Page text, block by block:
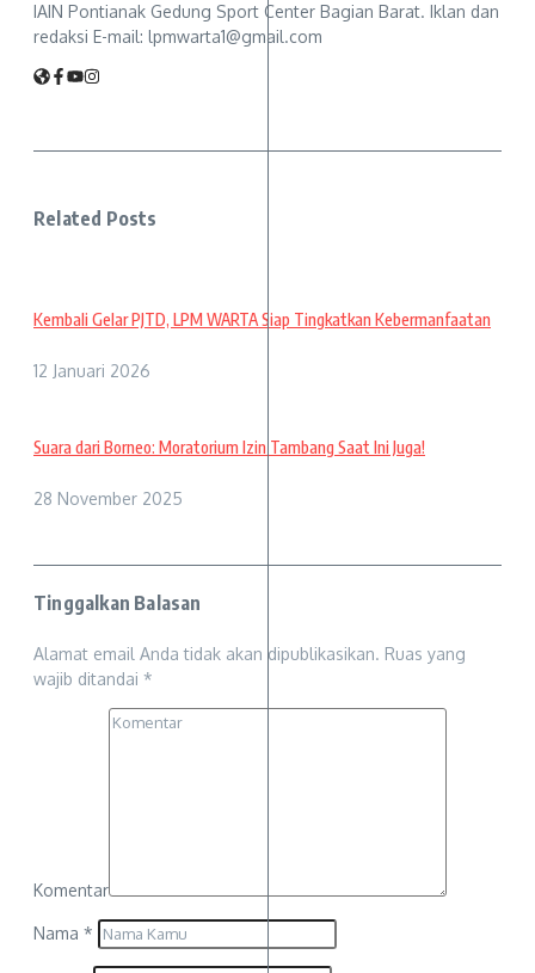
IAIN Pontianak Gedung Sport Center Bagian Barat. Iklan dan
redaksi E-mail: lpmwarta1@gmail.com
Related Posts
Kembali Gelar PJTD, LPM WARTA Siap Tingkatkan Kebermanfaatan
12 Januari 2026
Suara dari Borneo: Moratorium Izin Tambang Saat Ini Juga!
28 November 2025
Tinggalkan Balasan
Alamat email Anda tidak akan dipublikasikan. Ruas yang
wajib ditandai *
Komentar
Nama *